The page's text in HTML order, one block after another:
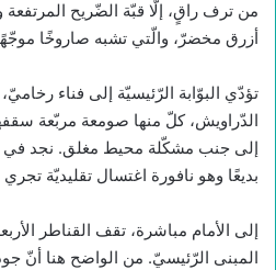
من ترف راقٍ، إلّا قبّة الضّريح المرتفعة
أزرق مخضرّ، والّتي تشبه صاروخًا
تؤدّي البوّابة الرّئيسيّة إلى فناء
الدّراويش، كلّ منها صومعة مربّعة
إلى جنب مشكّلة محيط مغلق. نجد في
بديعًا وهو نافورة اغتسال تقليديّة تجري
إلى الأمام مباشرة، تقف القناطر
المبنى الرّئيسيّ. من الواضح هنا أنّ